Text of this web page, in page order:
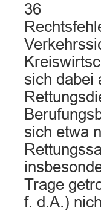
36
sich dabei
sich etwa
Trage
f. d.A.)